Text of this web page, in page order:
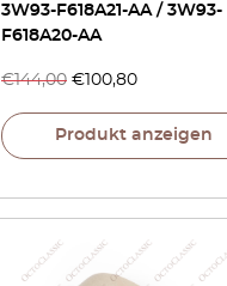
3W93-F618A21-AA / 3W93-
F618A20-AA
€144,00 € 100,80
Produkt anzeigen